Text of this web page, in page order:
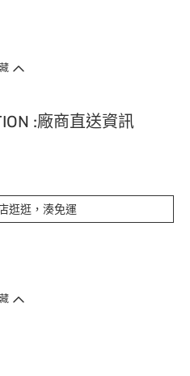
:廠商直送資訊
逛逛，湊免運